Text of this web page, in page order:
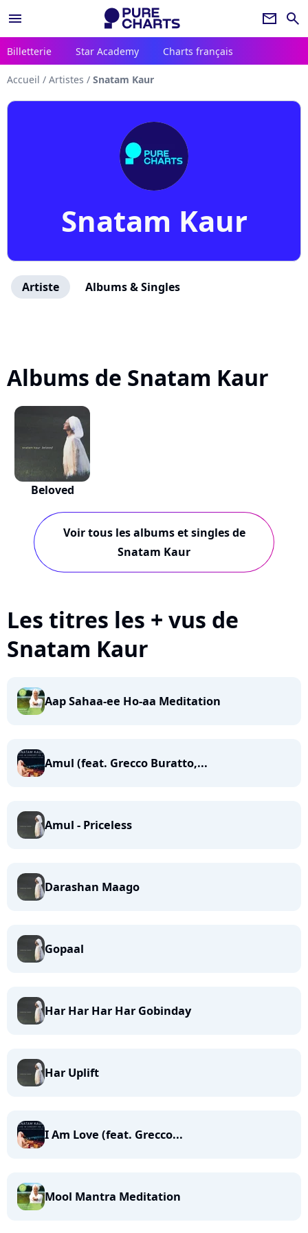
menu newsletter search
Billetterie Star Academy Charts français
Accueil / Artistes / Snatam Kaur
Snatam Kaur
Artiste Albums & Singles
Albums de Snatam Kaur
Beloved
Voir tous les albums et singles de
Snatam Kaur
Les titres les + vus de
Snatam Kaur
Aap Sahaa-ee Ho-aa Meditation
Amul (feat. Grecco Buratto,...
Amul - Priceless
Darashan Maago
Gopaal
Har Har Har Har Gobinday
Har Uplift
I Am Love (feat. Grecco...
Mool Mantra Meditation